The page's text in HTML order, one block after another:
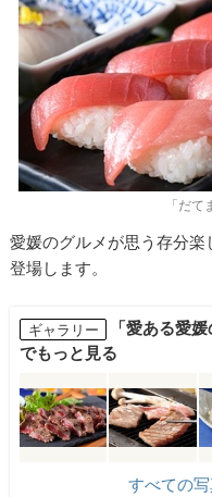
「だ
愛媛のグルメが思う存分
登場します。
ギャラリー
「愛ある愛
でもっと見る
すべての写